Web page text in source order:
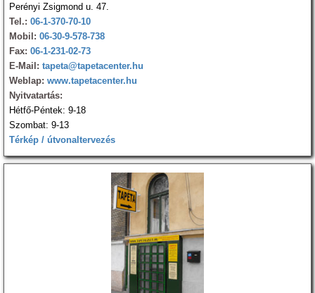
Perényi Zsigmond u. 47.
Tel.: 06-1-370-70-10
Mobil: 06-30-9-578-738
Fax: 06-1-231-02-73
E-Mail: tapeta@tapetacenter.hu
Weblap: www.tapetacenter.hu
Nyitvatartás:
Hétfő-Péntek: 9-18
Szombat: 9-13
Térkép / útvonaltervezés